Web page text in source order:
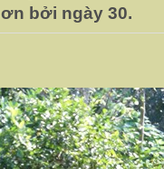
bởi ngày 30.